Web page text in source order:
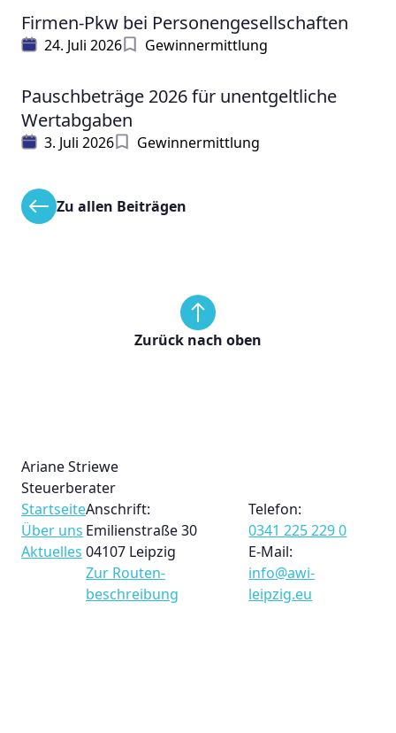
Firmen-Pkw bei Personengesellschaften
24. Juli 2026 Gewinnermittlung
Pauschbeträge 2026 für unentgeltliche
Wertabgaben
3. Juli 2026 Gewinnermittlung
Zu allen Beiträgen
Zurück nach oben
Ariane Striewe
Steuerberater
Startseite
Über uns
Aktuelles
Anschrift:
Emilienstraße 30
04107 Leipzig
Zur Routen­
beschreibung
Telefon:
0341 225 229 0
E-Mail:
info@awi-
leipzig.eu